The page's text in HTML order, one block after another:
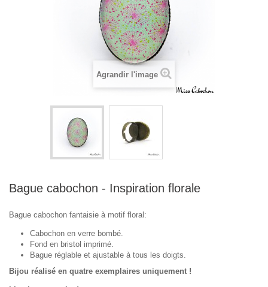
Agrandir l'image
Bague cabochon - Inspiration florale
Bague cabochon fantaisie à motif floral:
Cabochon en verre bombé.
Fond en bristol imprimé.
Bague réglable et ajustable à tous les doigts.
Bijou réalisé en quatre exemplaires uniquement !